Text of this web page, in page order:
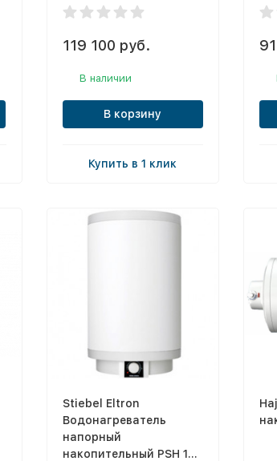
119 100 руб.
В наличии
В корзину
Купить в 1 клик
Stiebel Eltron
Водонагреватель
напорный
накопительный PSH 150